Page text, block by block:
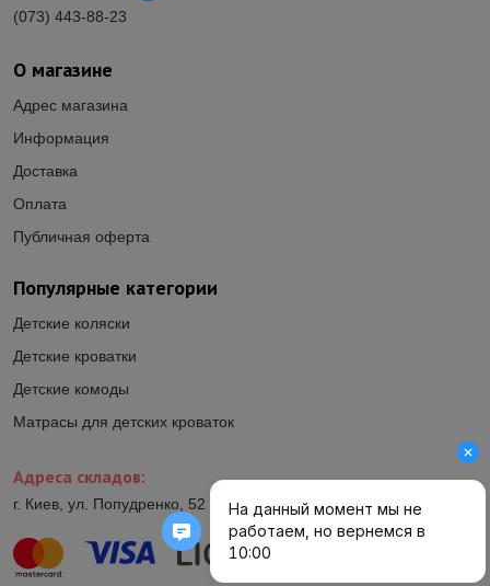
Популярные категории
Детские коляски
Детские кроватки
Детские комоды
Матрасы для детских кроваток
О магазине
Адрес магазина
Информация
Доставка
Оплата
Публичная оферта
(073) 443-88-23
Адреса складов:
г. Киев, ул. Попудренко, 52 (ул.Гетьмана Павла Полуботка, 52)